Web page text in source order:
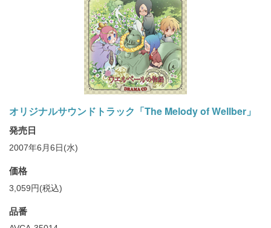
オリジナルサウンドトラック「The Melody of Wellber」
発売日
2007年6月6日(水)
価格
3,059円(税込)
品番